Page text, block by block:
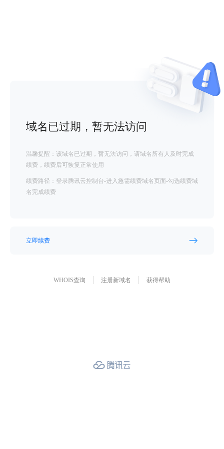
域名已过期，暂无法访问
温馨提醒：该域名已过期，暂无法访问，请域名所有人及时完成
续费，续费后可恢复正常使用
续费路径：登录腾讯云控制台-进入急需续费域名页面-勾选续费域
名完成续费
立即续费
WHOIS查询 注册新域名 获得帮助